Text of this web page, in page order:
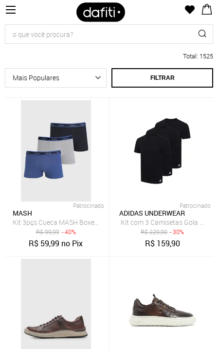
Total: 1525
FILTRAR
Patrocinado
MASH
Kit 3pçs Cueca MASH Boxer Logo Cinza
R$99,99 - 40%
R$ 59,99 no Pix
Patrocinado
ADIDAS UNDERWEAR
Kit com 3 Camisetas Gola
R$229,90 - 30%
R$ 159,90